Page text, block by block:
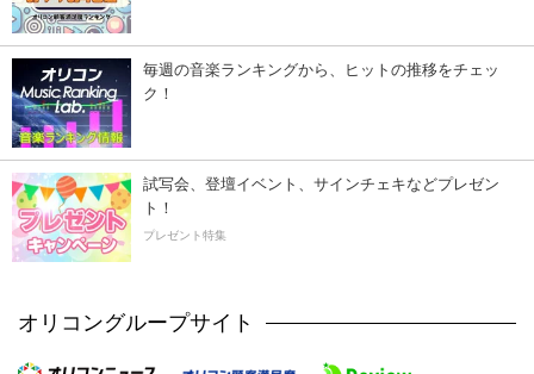
毎週の音楽ランキングから、ヒットの推移をチェッ
ク！
試写会、登壇イベント、サインチェキなどプレゼン
ト！
プレゼント特集
オリコングループサイト